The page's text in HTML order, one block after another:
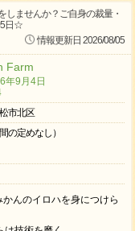
しませんか？ご自身の裁量・
日☆
情報更新日 2026/08/05
Farm
年9月4日
市北区
の定めなし）
んのイロハを身につけら